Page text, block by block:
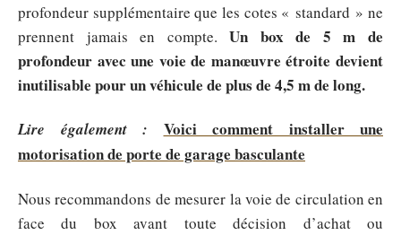
profondeur supplémentaire que les cotes « standard » ne
prennent jamais en compte.Un box de 5 m de
profondeur avec une voie de manœuvre étroite devient
inutilisable pour un véhicule de plus de 4,5 m de long.
Lire également :
Voici comment installer une
motorisation de porte de garage basculante
Nous recommandons de mesurer la voie de circulation en
face du box avant toute décision d’achat ou